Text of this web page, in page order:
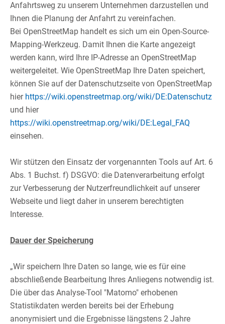
Anfahrtsweg zu unserem Unternehmen darzustellen und
Ihnen die Planung der Anfahrt zu vereinfachen.​
Bei OpenStreetMap handelt es sich um ein Open-Source-
Mapping-Werkzeug. Damit Ihnen die Karte angezeigt
werden kann, wird Ihre IP-Adresse an OpenStreetMap
weitergeleitet. Wie OpenStreetMap Ihre Daten speichert,
können Sie auf der Datenschutzseite von OpenStreetMap
hier https://wiki.openstreetmap.org/wiki/DE:Datenschutz
und hier
https://wiki.openstreetmap.org/wiki/DE:Legal_FAQ
einsehen.​
Wir stützen den Einsatz der vorgenannten Tools auf Art. 6
Abs. 1 Buchst. f) DSGVO: die Datenverarbeitung erfolgt
zur Verbesserung der Nutzerfreundlichkeit auf unserer
Webseite und liegt daher in unserem berechtigten
Interesse.​
Dauer der Speicherung
„Wir speichern Ihre Daten so lange, wie es für eine
abschließende Bearbeitung Ihres Anliegens notwendig ist.
Die über das Analyse-Tool "Matomo" erhobenen
Statistikdaten werden bereits bei der Erhebung
anonymisiert und die Ergebnisse längstens 2 Jahre